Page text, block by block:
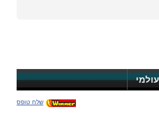
עולמי
שלח טופס